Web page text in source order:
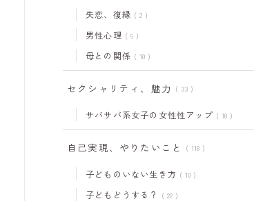
失恋、復縁 2
男性心理 6
母との関係 10
セクシャリティ、魅力 33
サバサバ系女子の女性性アップ 18
自己実現、やりたいこと 118
子どものいない生き方 10
子どもどうする？ 22